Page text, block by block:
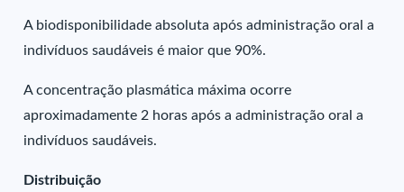
A biodisponibilidade absoluta após administração oral a
indivíduos saudáveis é maior que 90%.
A concentração plasmática máxima ocorre
aproximadamente 2 horas após a administração oral a
indivíduos saudáveis.
Distribuição